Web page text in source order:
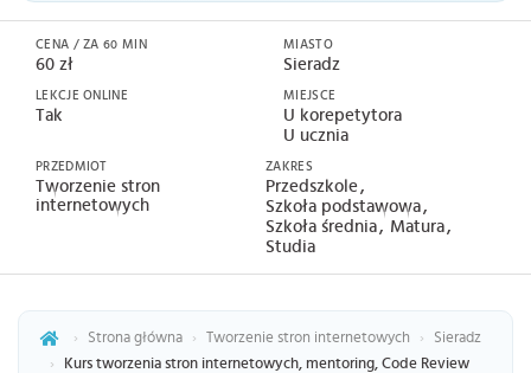
CENA / ZA 60 MIN
60 zł
LEKCJE ONLINE
Tak
MIASTO
Sieradz
MIEJSCE
U korepetytora
U ucznia
PRZEDMIOT
Tworzenie stron
internetowych
ZAKRES
Przedszkole
Szkoła podstawowa
Szkoła średnia Matura
Studia
› Strona główna › Tworzenie stron internetowych ›
Sieradz
›
Kurs tworzenia stron internetowych, mentoring, Code Review